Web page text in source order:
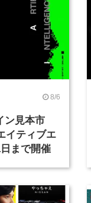
8/6
ン見本市
イティブエ
まで開催